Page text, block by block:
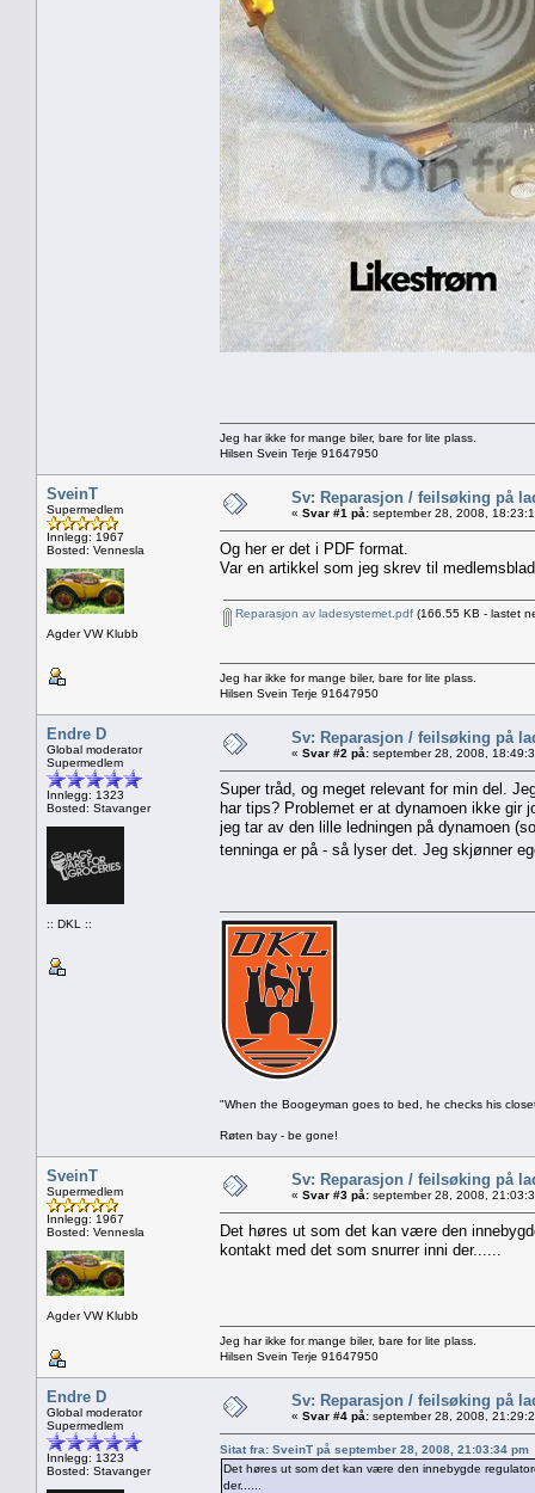
Jeg har ikke for mange biler, bare for lite plass.
Hilsen Svein Terje 91647950
SveinT
Supermedlem
Innlegg: 1967
Bosted: Vennesla
Agder VW Klubb
Sv: Reparasjon / feilsøking på
« Svar #1 på: september 28, 2008,
Og her er det i PDF format.
Var en artikkel som jeg skrev til
Reparasjon av ladesystemet.pdf (166.55 KB - lastet
Jeg har ikke for mange biler, bare for lite plass.
Hilsen Svein Terje 91647950
Endre D
Global moderator
Supermedlem
Innlegg: 1323
Bosted: Stavanger
:: DKL ::
Sv: Reparasjon / feilsøking på
« Svar #2 på: september 28, 2008,
Super tråd, og meget relevant for min del.
har tips? Problemet er at dynamoen ikke gir
jeg tar av den lille ledningen på dynamoen
tenninga er på - så lyser det. Jeg skjønner
"When the Boogeyman goes to bed, he checks his
Røten bay - be gone!
SveinT
Supermedlem
Innlegg: 1967
Bosted: Vennesla
Agder VW Klubb
Sv: Reparasjon / feilsøking på
« Svar #3 på: september 28, 2008,
Det høres ut som det kan være den
kontakt med det som snurrer inni der......
Jeg har ikke for mange biler, bare for lite plass.
Hilsen Svein Terje 91647950
Endre D
Global moderator
Supermedlem
Innlegg: 1323
Bosted: Stavanger
Sv: Reparasjon / feilsøking på
« Svar #4 på: september 28, 2008,
Sitat fra: SveinT på september 28, 2008, 21:03:34 pm
Det høres ut som det kan være den innebygde
der......